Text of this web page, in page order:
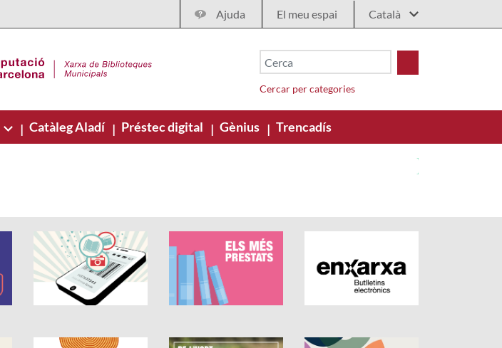
Ajuda El meu espai
Cercar per categories
| Catàleg Aladí | Préstec digital | Gènius | Trencadís